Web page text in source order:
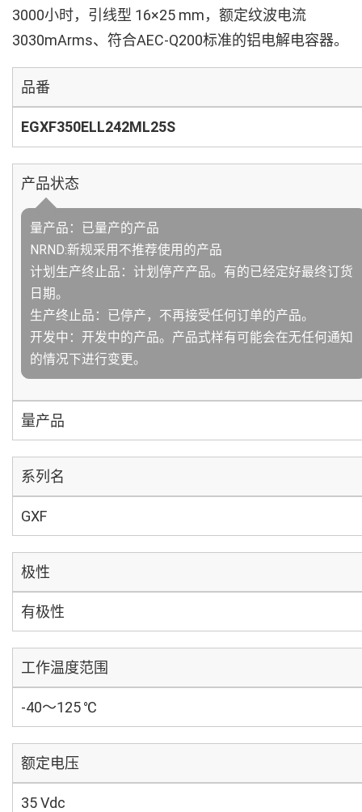
3000小时，引线型 16×25 mm，额定纹波电流
3030mArms、符合AEC-Q200标准的铝电解电容器。
品番
EGXF350ELL242ML25S
产品状态
量产品：已量产的产品
NRND:新规采用不推荐使用的产品
计划生产终止品：计划停产产品。有的已经定好最终订货
日期。
生产终止品：已停产，不再接受任何订单的产品。
开发中：开发中的产品。产品式样有可能会在无任何通知
的情况下进行变更。
量产品
系列名
GXF
极性
有极性
工作温度范围
-40～125 ℃
额定电压
35 Vdc